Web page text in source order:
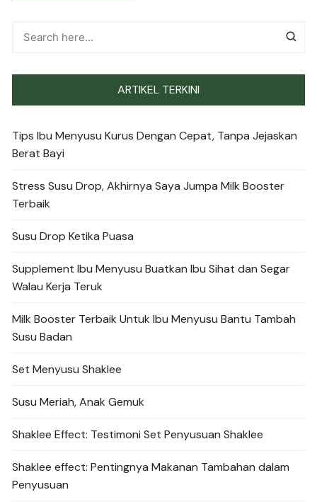
ARTIKEL TERKINI
Tips Ibu Menyusu Kurus Dengan Cepat, Tanpa Jejaskan
Berat Bayi
Stress Susu Drop, Akhirnya Saya Jumpa Milk Booster
Terbaik
Susu Drop Ketika Puasa
Supplement Ibu Menyusu Buatkan Ibu Sihat dan Segar
Walau Kerja Teruk
Milk Booster Terbaik Untuk Ibu Menyusu Bantu Tambah
Susu Badan
Set Menyusu Shaklee
Susu Meriah, Anak Gemuk
Shaklee Effect: Testimoni Set Penyusuan Shaklee
Shaklee effect: Pentingnya Makanan Tambahan dalam
Penyusuan